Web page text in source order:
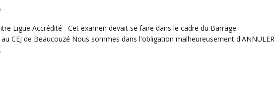
Ligue Accrédité Cet examen devait se faire dans le cadre du Barrage
CEJ de Beaucouzé Nous sommes dans l'obligation malheureusement d'ANNULER